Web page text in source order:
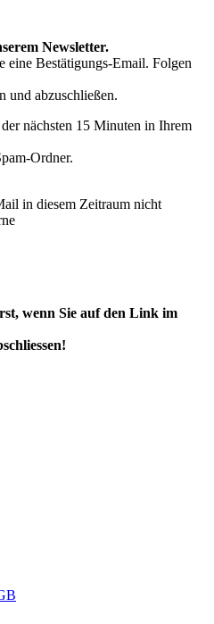
Newsletter.
eine Bestätigungs-Email. Folgen
und abzuschließen.
nächsten 15 Minuten in Ihrem
Ordner.
in diesem Zeitraum nicht
wenn Sie auf den Link im